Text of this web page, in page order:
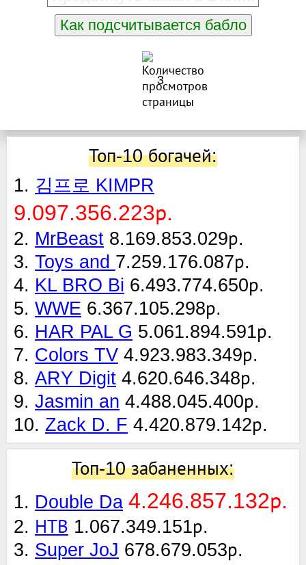
Как подсчитывается бабло
3
Топ-10 богачей:
1. 김프로 KIMPR
9.097.356.223р.
2. MrBeast 8.169.853.029р.
3. Toys and 7.259.176.087р.
4. KL BRO Bi 6.493.774.650р.
5. WWE 6.367.105.298р.
6. HAR PAL G 5.061.894.591р.
7. Colors TV 4.923.983.349р.
8. ARY Digit 4.620.646.348р.
9. Jasmin an 4.488.045.400р.
10. Zack D. F 4.420.879.142р.
Топ-10 забаненных:
1. Double Da 4.246.857.132р.
2. НТВ 1.067.349.151р.
3. Super JoJ 678.679.053р.